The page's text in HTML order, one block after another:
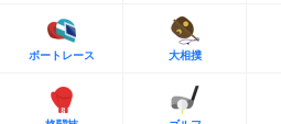
ボートレース 大相撲